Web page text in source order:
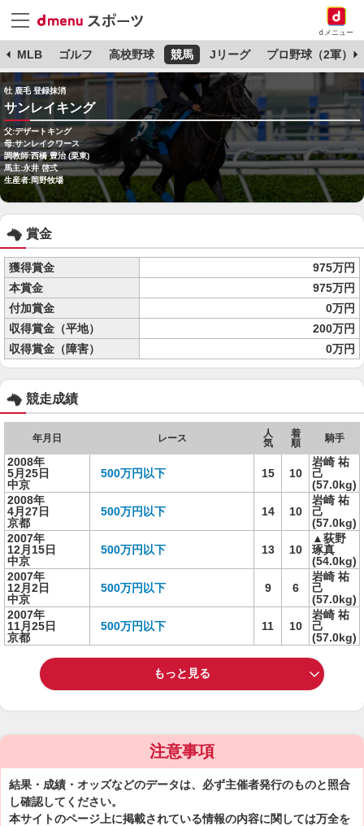
dメニュー
MLB ゴルフ 高校野球 競馬 Jリーグ プロ野球（2軍）
牡 鹿毛 登録抹消
サンレイキング
父:デザートキング
母:サンレイクワース
調教師:西橋 豊治 (栗東)
馬主:永井 啓弍
生産者:岡野牧場
賞金
獲得賞金
975万円
本賞金
975万円
付加賞金
0万円
収得賞金（平地）
200万円
収得賞金（障害）
0万円
競走成績
年月日 レース
人
気
着
順
騎手
2008年
5月25日
中京
500万円以下 15 10
岩崎 祐
己
(57.0kg)
2008年
4月27日
京都
500万円以下 14 10
岩崎 祐
己
(57.0kg)
2007年
12月15日
中京
500万円以下 13 10
▲荻野
琢真
(54.0kg)
2007年
12月2日
中京
500万円以下 9 6
岩崎 祐
己
(57.0kg)
2007年
11月25日
京都
500万円以下 11 10
岩崎 祐
己
(57.0kg)
もっと見る
注意事項
結果・成績・オッズなどのデータは、必ず主催者発行のものと照合
し確認してください。
本サイトのページ上に掲載されている情報の内容に関しては万全を